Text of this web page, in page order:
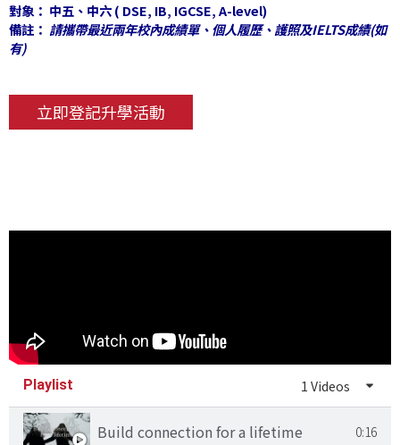
對象： 中五、中六 ( DSE, IB, IGCSE, A-level)
備註： 請攜帶最近兩年校內成績單、個人履歷、護照及IELTS成績(如
有)
立即登記升學活動
Playlist 1 Videos
Build connection for a lifetime 0:16